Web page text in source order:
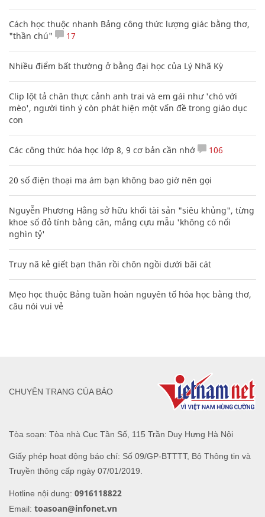
Cách học thuộc nhanh Bảng công thức lượng giác bằng thơ,
"thần chú"
17
Nhiều điểm bất thường ở bằng đại học của Lý Nhã Kỳ
Clip lột tả chân thực cảnh anh trai và em gái như 'chó với
mèo', người tinh ý còn phát hiện một vấn đề trong giáo dục
con
Các công thức hóa học lớp 8, 9 cơ bản cần nhớ 106
20 số điện thoại ma ám bạn không bao giờ nên gọi
Nguyễn Phương Hằng sở hữu khối tài sản "siêu khủng", từng
khoe sổ đỏ tính bằng cân, mắng cựu mẫu 'không có nổi
nghìn tỷ'
Truy nã kẻ giết bạn thân rồi chôn ngồi dưới bãi cát
Mẹo học thuộc Bảng tuần hoàn nguyên tố hóa học bằng thơ,
câu nói vui vẻ
Tòa soạn: Tòa nhà Cục Tần Số, 115 Trần Duy Hưng Hà Nội
Giấy phép hoạt động báo chí: Số 09/GP-BTTTT, Bộ Thông tin và
Truyền thông cấp ngày 07/01/2019.
Hotline nội dung: 0916118822
Email: toasoan@infonet.vn
CHUYÊN TRANG CỦA BÁO